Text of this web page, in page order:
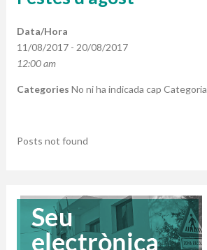
Data/Hora
11/08/2017 - 20/08/2017
12:00 am
Categories No ni ha indicada cap Categoria
Posts not found